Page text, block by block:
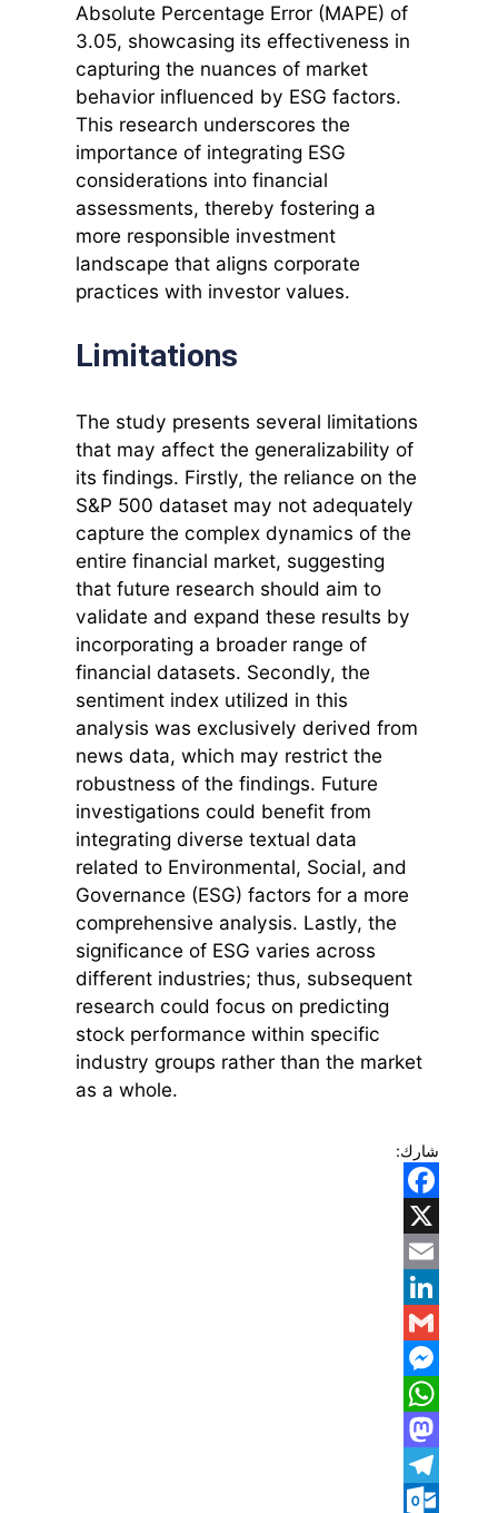
Absolute Percentage Error (MAPE) of
3.05, showcasing its effectiveness in
capturing the nuances of market
behavior influenced by ESG factors.
This research underscores the
importance of integrating ESG
considerations into financial
assessments, thereby fostering a
more responsible investment
landscape that aligns corporate
practices with investor values.
Limitations
The study presents several limitations
that may affect the generalizability of
its findings. Firstly, the reliance on the
S&P 500 dataset may not adequately
capture the complex dynamics of the
entire financial market, suggesting
that future research should aim to
validate and expand these results by
incorporating a broader range of
financial datasets. Secondly, the
sentiment index utilized in this
analysis was exclusively derived from
news data, which may restrict the
robustness of the findings. Future
investigations could benefit from
integrating diverse textual data
related to Environmental, Social, and
Governance (ESG) factors for a more
comprehensive analysis. Lastly, the
significance of ESG varies across
different industries; thus, subsequent
research could focus on predicting
stock performance within specific
industry groups rather than the market
as a whole.
شارك:
Facebook
X
Email
LinkedIn
Gmail
Messenger
WhatsApp
Mastodon
Telegram